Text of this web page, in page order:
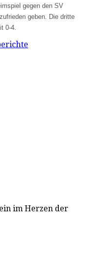
gegen den SV
geben. Die dritte
0-4.
im Herzen der